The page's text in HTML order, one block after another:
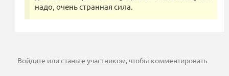
надо, очень странная сила.
Войдите илистаньте участником , чтобы комментировать